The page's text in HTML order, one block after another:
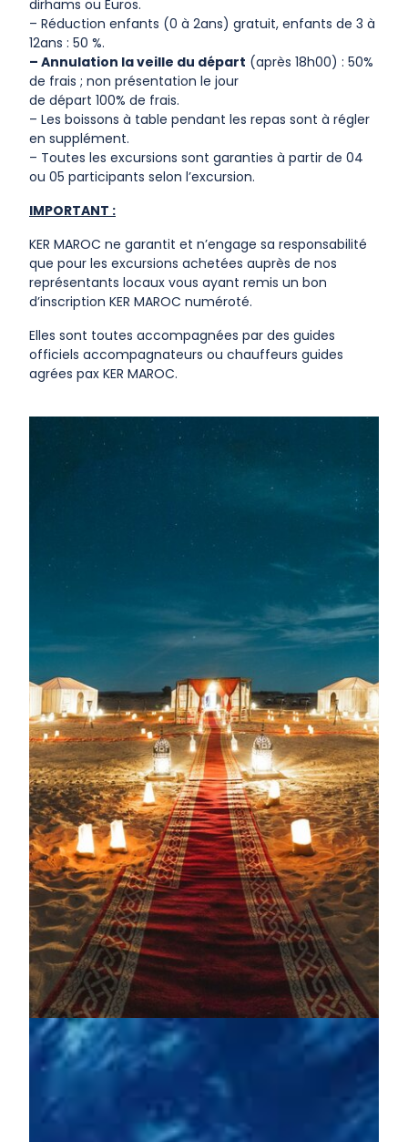
dirhams ou Euros.
– Réduction enfants (0 à 2ans) gratuit, enfants de 3 à
12ans : 50 %.
– Annulation la veille du départ (après 18h00) : 50%
de frais ; non présentation le jour
de départ 100% de frais.
– Les boissons à table pendant les repas sont à régler
en supplément.
– Toutes les excursions sont garanties à partir de 04
ou 05 participants selon l’excursion.
IMPORTANT :
KER MAROC ne garantit et n’engage sa responsabilité
que pour les excursions achetées auprès de nos
représentants locaux vous ayant remis un bon
d’inscription KER MAROC numéroté.
Elles sont toutes accompagnées par des guides
officiels accompagnateurs ou chauffeurs guides
agrées pax KER MAROC.